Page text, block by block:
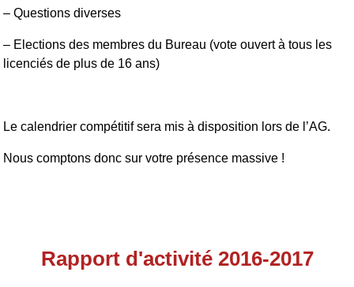
– Questions diverses
– Elections des membres du Bureau (vote ouvert à tous les
licenciés de plus de 16 ans)
Le calendrier compétitif sera mis à disposition lors de l’AG.
Nous comptons donc sur votre présence massive !
Rapport d'activité 2016-2017